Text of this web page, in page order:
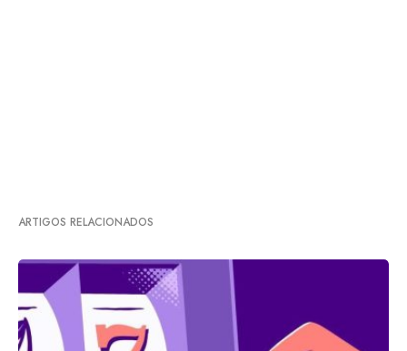
ARTIGOS RELACIONADOS